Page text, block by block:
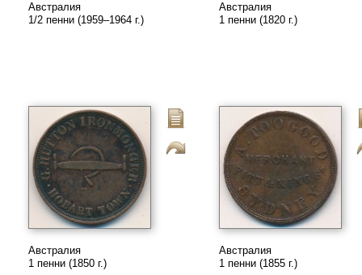
Австралия
1/2 пенни (1959–1964 г.)
Австралия
1 пенни (1820 г.)
Австралия
1 пенни (1850 г.)
Австралия
1 пенни (1855 г.)